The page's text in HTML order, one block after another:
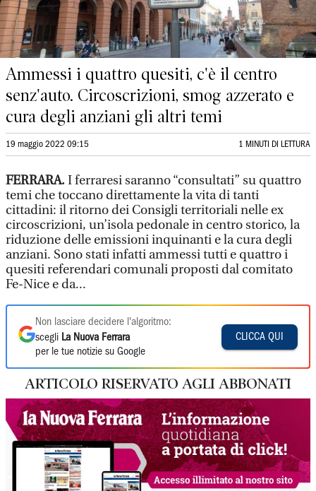
Ammessi i quattro quesiti, c'è il centro
senz'auto. Circoscrizioni, smog azzerato e
cura degli anziani gli altri temi
19 maggio 2022 09:15 1 MINUTI DI LETTURA
FERRARA.I ferraresi saranno “consultati” su quattro
temi che toccano direttamente la vita di tanti
cittadini: il ritorno dei Consigli territoriali nelle ex
circoscrizioni, un’isola pedonale in centro storico, la
riduzione delle emissioni inquinanti e la cura degli
anziani. Sono stati infatti ammessi tutti e quattro i
quesiti referendari comunali proposti dal comitato
Fe-Nice e da...
Non lasciare decidere l'algoritmo:
scegli La Nuova Ferrara
per le tue notizie su Google
CLICCA QUI
ARTICOLO RISERVATO AGLI ABBONATI